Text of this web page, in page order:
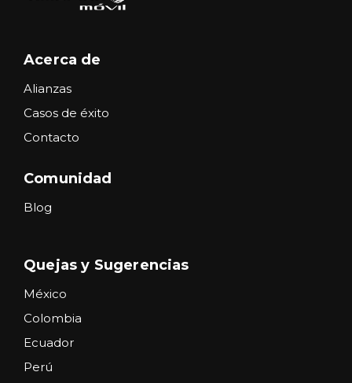
Acerca de
Alianzas
Casos de éxito
Contacto
Comunidad
Blog
Quejas y Sugerencias
México
Colombia
Ecuador
Perú